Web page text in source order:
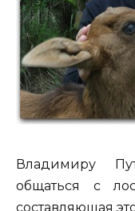
Владимиру
общаться с
составляющая